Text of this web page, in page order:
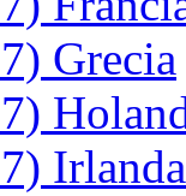
Grecia
Irlanda